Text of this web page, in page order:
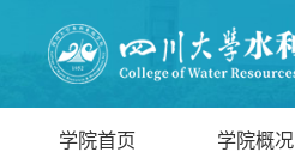
学院首页 学院概况